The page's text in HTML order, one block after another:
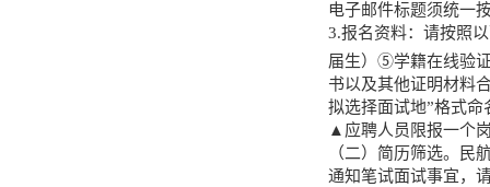
电子邮件标题须统一
3.报名资料：请按照
届生）⑤学籍在线验
书以及其他证明材料
拟选择面试地”格式命
▲应聘人员限报一个
（二）简历筛选。民
通知笔试面试事宜，